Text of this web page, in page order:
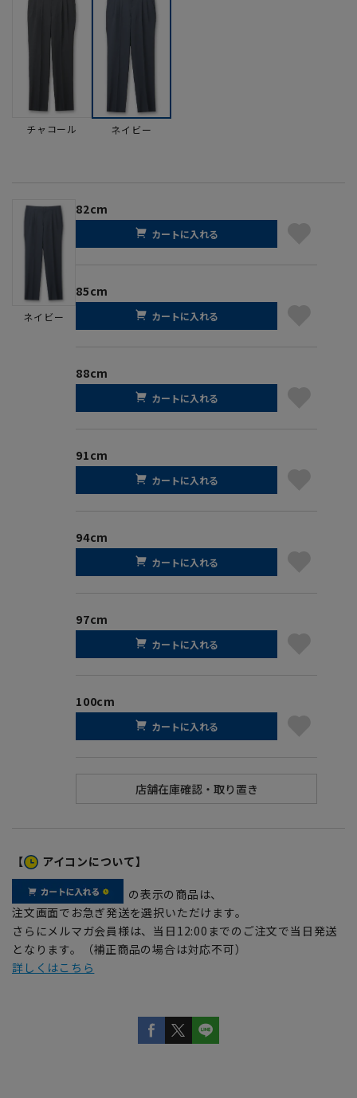
チャコール ネイビー
ネイビー
82cm
カートに入れる
85cm
カートに入れる
88cm
カートに入れる
91cm
カートに入れる
94cm
カートに入れる
97cm
カートに入れる
100cm
カートに入れる
【 アイコンについて】
の表示の商品は、
注文画面でお急ぎ発送を選択いただけます。
さらにメルマガ会員様は、当日12:00までのご注文で当日発送
となります。（補正商品の場合は対応不可）
詳しくはこちら